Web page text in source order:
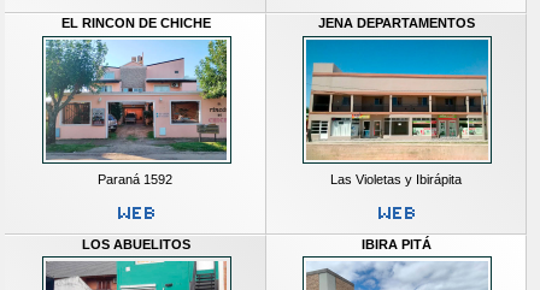
EL RINCON DE CHICHE
Paraná 1592
JENA DEPARTAMENTOS
Las Violetas y Ibirápita
LOS ABUELITOS IBIRA PITÁ